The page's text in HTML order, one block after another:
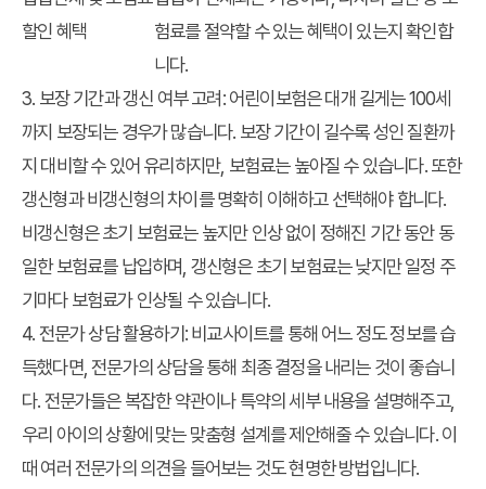
할인 혜택
험료를 절약할 수 있는 혜택이 있는지 확인합
니다.
3. 보장 기간과 갱신 여부 고려: 어린이보험은 대개 길게는 100세
까지 보장되는 경우가 많습니다. 보장 기간이 길수록 성인 질환까
지 대비할 수 있어 유리하지만, 보험료는 높아질 수 있습니다. 또한
갱신형과 비갱신형의 차이를 명확히 이해하고 선택해야 합니다.
비갱신형은 초기 보험료는 높지만 인상 없이 정해진 기간 동안 동
일한 보험료를 납입하며, 갱신형은 초기 보험료는 낮지만 일정 주
기마다 보험료가 인상될 수 있습니다.
4.전문가 상담 활용하기 : 비교사이트를 통해 어느 정도 정보를 습
득했다면, 전문가의 상담을 통해 최종 결정을 내리는 것이 좋습니
다. 전문가들은 복잡한 약관이나 특약의 세부 내용을 설명해주고,
우리 아이의 상황에 맞는 맞춤형 설계를 제안해줄 수 있습니다. 이
때 여러 전문가의 의견을 들어보는 것도 현명한 방법입니다.